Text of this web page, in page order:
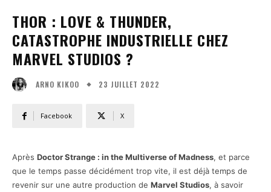
THOR : LOVE & THUNDER,
CATASTROPHE INDUSTRIELLE CHEZ
MARVEL STUDIOS ?
ARNO KIKOO 23 JUILLET 2022
Facebook X
Après Doctor Strange : in the Multiverse of Madness, et parce
que le temps passe décidément trop vite, il est déjà temps de
revenir sur une autre production de Marvel Studios, à savoir